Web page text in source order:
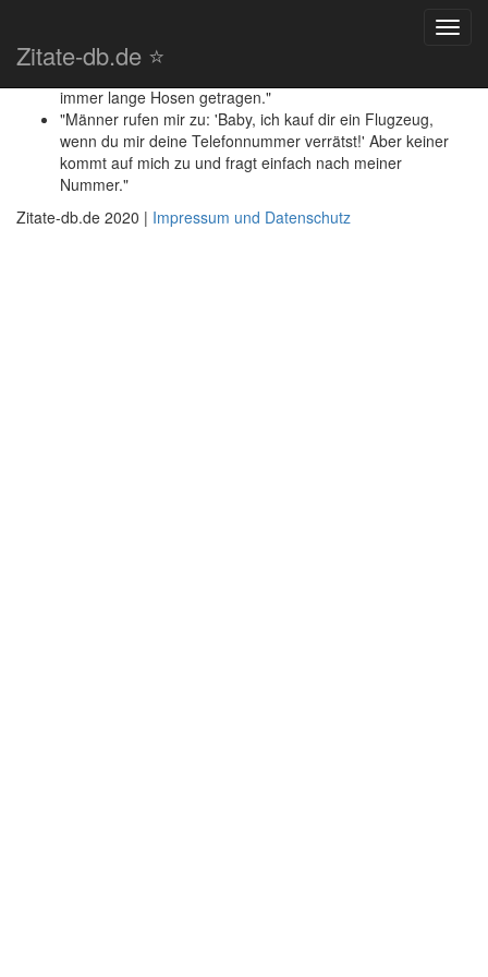
Zitate-db.de ⭐️
"Als ich nach L.A. gezogen bin, habe ich nicht einmal genug
immer lange Hosen getragen."
"Männer rufen mir zu: 'Baby, ich kauf dir ein Flugzeug,
wenn du mir deine Telefonnummer verrätst!' Aber keiner
kommt auf mich zu und fragt einfach nach meiner
Nummer."
Zitate-db.de 2020 | Impressum und Datenschutz